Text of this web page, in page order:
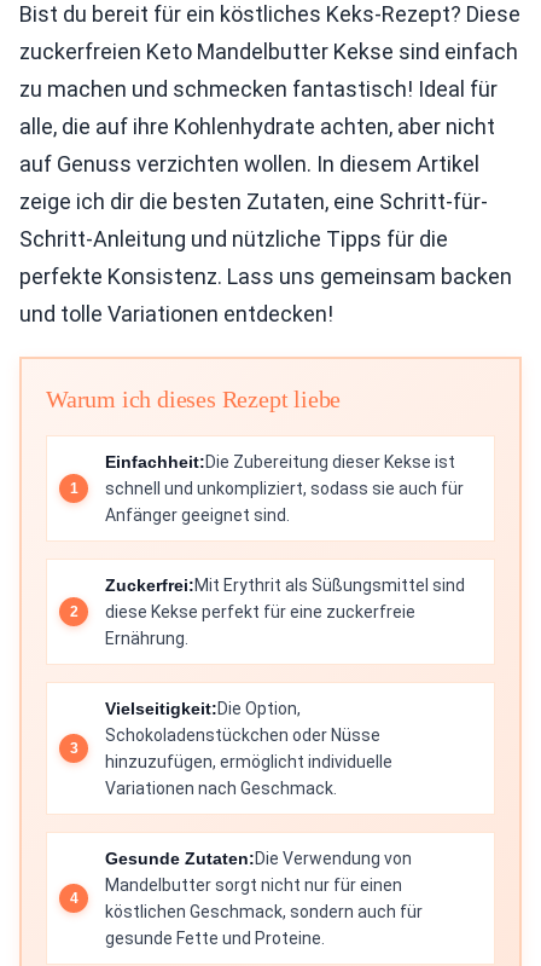
Bist du bereit für ein köstliches Keks-Rezept? Diese
zuckerfreien Keto Mandelbutter Kekse sind einfach
zu machen und schmecken fantastisch! Ideal für
alle, die auf ihre Kohlenhydrate achten, aber nicht
auf Genuss verzichten wollen. In diesem Artikel
zeige ich dir die besten Zutaten, eine Schritt-für-
Schritt-Anleitung und nützliche Tipps für die
perfekte Konsistenz. Lass uns gemeinsam backen
und tolle Variationen entdecken!
Warum ich dieses Rezept liebe
Einfachheit:Die Zubereitung dieser Kekse ist
schnell und unkompliziert, sodass sie auch für
Anfänger geeignet sind.
Zuckerfrei:Mit Erythrit als Süßungsmittel sind
diese Kekse perfekt für eine zuckerfreie
Ernährung.
Vielseitigkeit:Die Option,
Schokoladenstückchen oder Nüsse
hinzuzufügen, ermöglicht individuelle
Variationen nach Geschmack.
Gesunde Zutaten:Die Verwendung von
Mandelbutter sorgt nicht nur für einen
köstlichen Geschmack, sondern auch für
gesunde Fette und Proteine.